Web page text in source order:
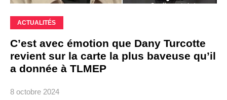
ACTUALITÉS
C’est avec émotion que Dany Turcotte
revient sur la carte la plus baveuse qu’il
a donnée à TLMEP
8 octobre 2024